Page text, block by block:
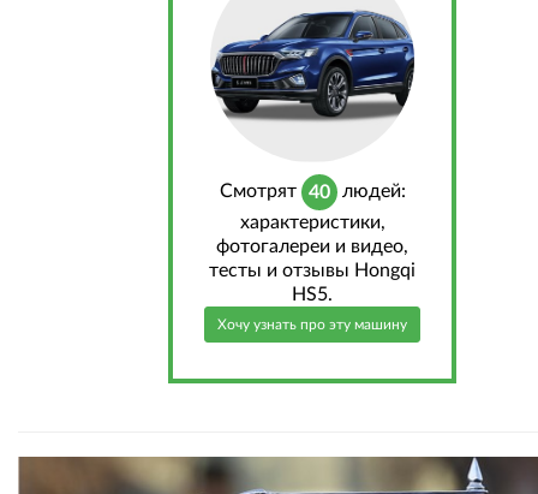
Cмотрят 40 людей:
характеристики,
фотогалереи и видео,
тесты и отзывы Hongqi
HS5.
Хочу узнать про эту машину